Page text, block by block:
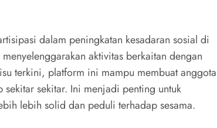
dalam peningkatan kesadaran sosial di
aktivitas berkaitan dengan
terkini, platform ini mampu membuat anggota
sekitar sekitar. Ini menjadi penting untuk
lebih solid dan peduli terhadap sesama.